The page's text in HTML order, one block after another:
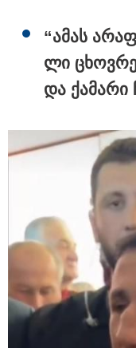
15:47 / 07-08-2026
Tower Group და
სტანდარტი
“ამას
ლი
და ქა­მა­რი